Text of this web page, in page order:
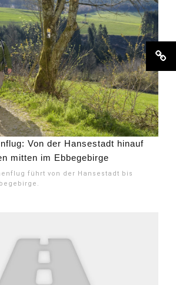
Von der Hansestadt hinauf
mitten im Ebbegebirge
führt von der Hansestadt bis